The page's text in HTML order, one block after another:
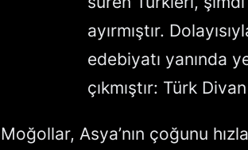
ayırmıştır.
edebiyatı yanında
çıkmıştır: Türk
Moğollar, Asya’nın çoğunu